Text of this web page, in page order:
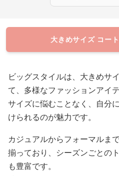
大きめサイズ コー
ビッグスタイルは、大きめサ
て、多様なファッションアイ
サイズに悩むことなく、自分
けられるのが魅力です。
カジュアルからフォーマルま
揃っており、シーズンごとの
も豊富です。